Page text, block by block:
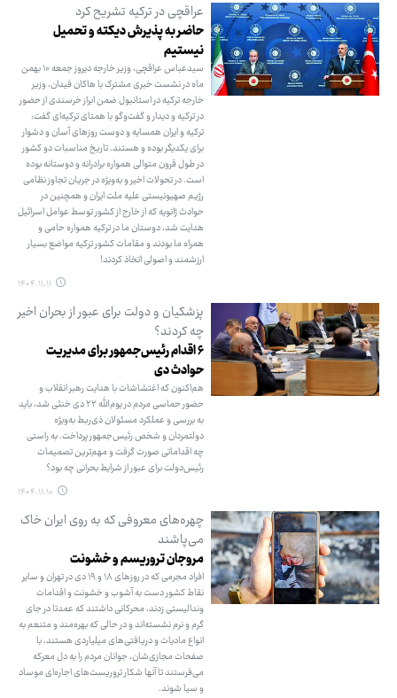
عراقچی در ترکیه تشریح کرد
حاضر به پذیرش دیکته و تحمیل
نیستیم
سیدعباس عراقچی، وزیر خارجه دیروز جمعه ۱۰ بهمن
ماه در نشست خبری مشترک با هاکان فیدان، وزیر
خارجه ترکیه در استانبول ضمن ابراز خرسندی از حضور
در ترکیه و دیدار و گفت‌وگو با همتای ترکیه‌ای گفت:
ترکیه و ایران همسایه و دوست روزهای آسان و دشوار
برای یکدیگر بوده‌ و هستند. تاریخ مناسبات دو کشور
در طول قرون متوالی همواره برادرانه و دوستانه بوده
است. در تحولات اخیر و به‌ویژه در جریان تجاوز نظامی
رژیم صهیونیستی علیه ملت ایران و همچنین در
حوادث ژانویه که از خارج از کشور توسط عوامل اسرائیل
هدایت شد، دوستان ما در ترکیه همواره حامی و
همراه ما بودند و مقامات کشور ترکیه مواضع بسیار
ارزشمند و اصولی اتخاذ کردند!
۱۴۰۴.۱۱.۱۱
پزشکیان و دولت برای عبور از بحران اخیر
چه کردند؟
۶ اقدام رئیس‌جمهور برای مدیریت
حوادث دی
هم‌اکنون که اغتشاشات با هدایت رهبر انقلاب و
حضور حماسی مردم در یوم‌الله ۲۲ دی خنثی شد، باید
به بررسی و عملکرد مسئولان ذی‌ربط به‌ویژه
دولتمردان و شخص رئیس‌جمهور پرداخت. به راستی
چه اقداماتی صورت گرفت و مهم‌ترین تصمیمات
رئیس‌دولت برای عبور از شرایط بحرانی چه بود؟
۱۴۰۴.۱۱.۱۰
چهره‌های معروفی که به روی ایران خاک
می‌پاشند
مروجان تروریسم و خشونت
افراد مجرمی که در روزهای ۱۸ و ۱۹ دی در تهران و سایر
نقاط کشور دست به آشوب و خشونت و اقدامات
وندالیستی زدند، محرکانی داشتند که عمدتا در جای
گرم و نرم نشسته‌اند و در حالی که بهره‌مند و متنعم به
انواع مادیات و دریافتی‌های میلیاردی هستند، با
صفحات مجازی‌شان، جوانان مردم را به دل معرکه
می‌فرستند تا آنها شکار تروریست‌های اجاره‌ای موساد
و سیا شوند.